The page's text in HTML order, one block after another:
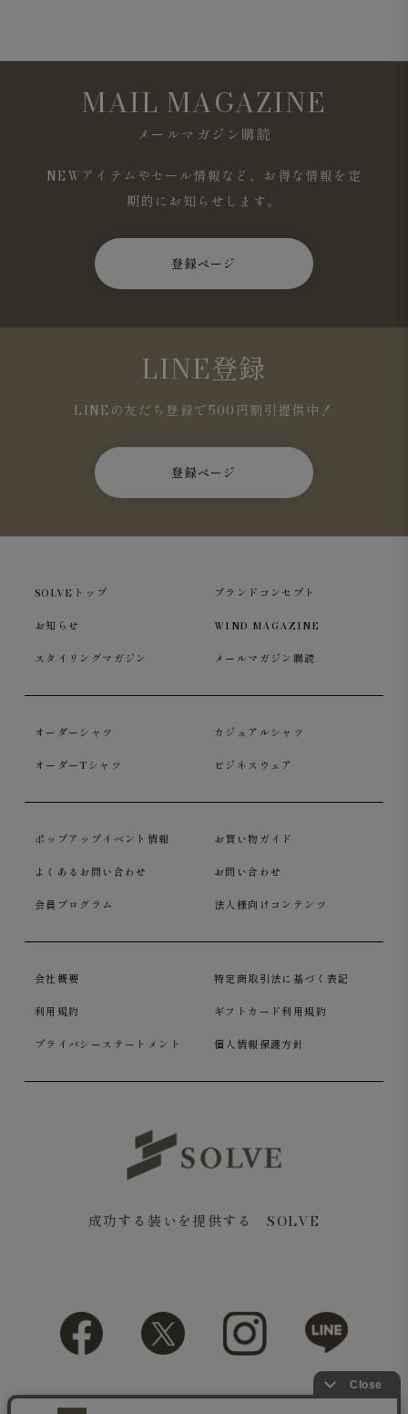
MAIL MAGAZINE
メールマガジン購読
NEWアイテムやセール情報など、お得な情報を定
期的にお知らせします。
登録ページ
LINE登録
LINEの友だち登録で500円割引提供中！
登録ページ
SOLVEトップ ブランドコンセプト
お知らせ WIND MAGAZINE
スタイリングマガジン メールマガジン購読
オーダーシャツ カジュアルシャツ
オーダーTシャツ ビジネスウェア
ポップアップイベント情報 お買い物ガイド
よくあるお問い合わせ お問い合わせ
会員プログラム 法人様向けコンテンツ
会社概要 特定商取引法に基づく表記
利用規約 ギフトカード利用規約
プライバシーステートメント 個人情報保護方針
成功する装いを提供する SOLVE